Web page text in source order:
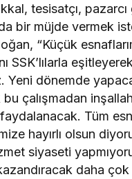
tesisatçı,
bir müjde vermek
“Küçük
SSK’lılarla
Yeni dönemde
çalışmadan
faydalanacak. Tüm
hayırlı olsun
siyaseti
daha